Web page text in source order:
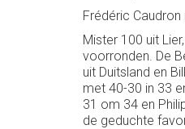
Frédéric
Mister 100 uit
voorronden. De
uit Duitsland en
met 40-30 in 33
31 om 34 en
de geduchte